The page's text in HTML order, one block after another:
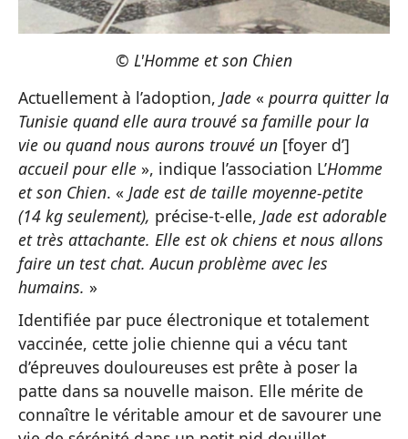
© L'Homme et son Chien
Actuellement à l’adoption, Jade « pourra quitter la
Tunisie quand elle aura trouvé sa famille pour la
vie ou quand nous aurons trouvé un [foyer d’]
accueil pour elle », indique l’association L’Homme
et son Chien. « Jade est de taille moyenne-petite
(14 kg seulement), précise-t-elle, Jade est adorable
et très attachante. Elle est ok chiens et nous allons
faire un test chat. Aucun problème avec les
humains. »
Identifiée par puce électronique et totalement
vaccinée, cette jolie chienne qui a vécu tant
d’épreuves douloureuses est prête à poser la
patte dans sa nouvelle maison. Elle mérite de
connaître le véritable amour et de savourer une